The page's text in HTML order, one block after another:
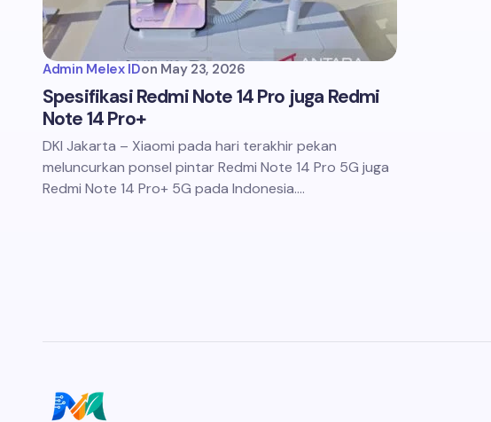
Admin Melex IDon May 23, 2026
Spesifikasi Redmi Note 14 Pro juga Redmi
Note 14 Pro+
DKI Jakarta – Xiaomi pada hari terakhir pekan
meluncurkan ponsel pintar Redmi Note 14 Pro 5G juga
Redmi Note 14 Pro+ 5G pada Indonesia.…